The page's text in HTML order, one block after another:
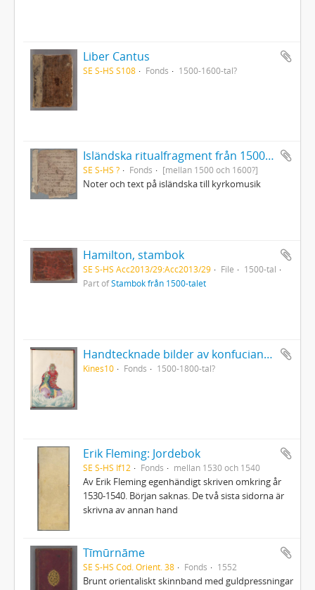
Liber Cantus
SE S-HS S108 Fonds 1500-1600-tal?
Isländska ritualfragment från 1500-talet
SE S-HS ? Fonds [mellan 1500 och 1600?]
Noter och text på isländska till kyrkomusik
Hamilton, stambok
SE S-HS Acc2013/29:Acc2013/29 File
1500-tal
Part ofStambok från 1500-talet
Handtecknade bilder av konfucianska och daoistiska lärda eller heliga personer från Kina
Kines10 Fonds 1500-1800-tal?
Erik Fleming: Jordebok
SE S-HS If12 Fonds mellan 1530 och 1540
Av Erik Fleming egenhändigt skriven omkring år
1530-1540. Början saknas. De två sista sidorna är
skrivna av annan hand
Tīmūrnāme
SE S-HS Cod. Orient. 38 Fonds 1552
Brunt orientaliskt skinnband med guldpressningar